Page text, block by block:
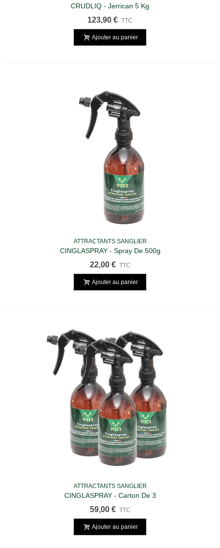
CRUDLIQ - Jerrican 5 Kg
123,90 € TTC
Ajouter au panier
ATTRACTANTS SANGLIER
CINGLASPRAY - Spray De 500g
22,00 € TTC
Ajouter au panier
ATTRACTANTS SANGLIER
CINGLASPRAY - Carton De 3
59,00 € TTC
Ajouter au panier